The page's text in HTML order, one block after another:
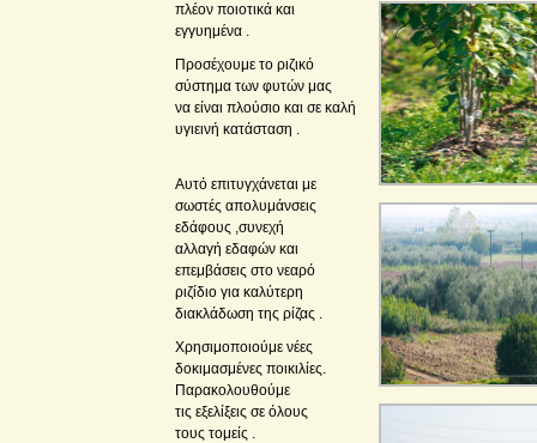
πλέον ποιοτικά και
εγγυημένα .
Προσέχουμε το ριζικό
σύστημα των φυτών μας
να είναι πλούσιο και σε καλή
υγιεινή κατάσταση .
Αυτό επιτυγχάνεται με
σωστές απολυμάνσεις
εδάφους ,συνεχή
αλλαγή εδαφών και
επεμβάσεις στο νεαρό
ριζίδιο για καλύτερη
διακλάδωση της ρίζας .
Χρησιμοποιούμε νέες
δοκιμασμένες ποικιλίες.
Παρακολουθούμε
τις εξελίξεις σε όλους
τους τομείς .